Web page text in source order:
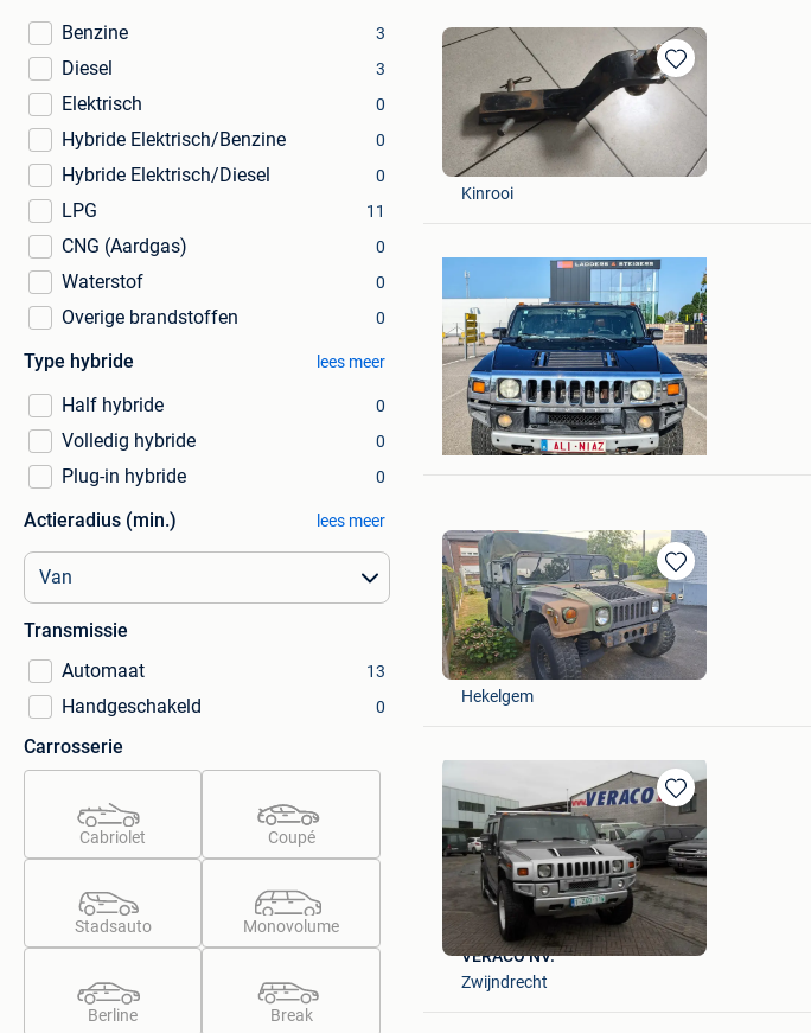
Benzine
3
Diesel 3
Elektrisch 0
Hybride Elektrisch/Benzine 0
Hybride Elektrisch/Diesel 0
LPG 11
CNG (Aardgas) 0
Waterstof 0
Overige brandstoffen 0
Type hybride lees meer
Half hybride 0
Volledig hybride 0
Plug-in hybride 0
Actieradius (min.) lees meer
Transmissie
Automaat
13
Handgeschakeld 0
Carrosserie
Cabriolet Coupé
Stadsauto Monovolume
Berline Break
Bewaren
Mijn
Favorieten
Peter
Kinrooi
Mijn
Favorieten
mudassar
Brugge
Bewaren
in
Mijn
Favorieten
benson
Hekelgem
Bewaren
in
Mijn
Favorieten
VERACO NV.
Zwijndrecht